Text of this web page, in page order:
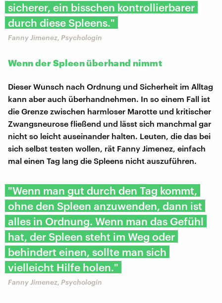
sicherer, ein bisschen kontrollierbarer
durch diese Spleens."
Fanny Jimenez, Psychologin
Wenn der Spleen überhand nimmt
Dieser Wunsch nach Ordnung und Sicherheit im Alltag
kann aber auch überhandnehmen. In so einem Fall ist
die Grenze zwischen harmloser Marotte und kritischer
Zwangsneurose fließend und lässt sich manchmal gar
nicht so leicht auseinander halten. Leuten, die das bei
sich selbst testen wollen, rät Fanny Jimenez, einfach
mal einen Tag lang die Spleens nicht auszuführen.
"Wenn man gut durch den Tag kommt,
ohne den Spleen anzuwenden, dann ist
alles in Ordnung. Wenn man das Gefühl
hat, der Spleen steht im Weg oder
behindert einen, sollte man sich
vielleicht Hilfe holen."
Fanny Jimenez, Psychologin